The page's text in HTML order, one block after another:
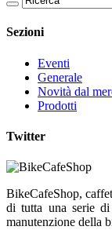
Sezioni
Eventi
Generale
Novità dal
Prodotti
Twitter
BikeCafeShop,
di tutta una serie
manutenzione della